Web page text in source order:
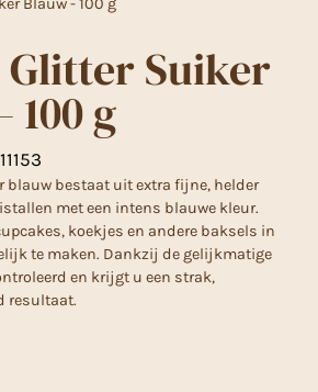
Glitter Suiker
100 g
11153
blauw bestaat uit extra fijne, helder
met een intens blauwe kleur.
koekjes en andere baksels in
te maken. Dankzij de gelijkmatige
en krijgt u een strak,
resultaat.